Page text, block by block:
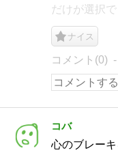
だけが選択
ナイス
コメント(0)
コバ
心のブレー